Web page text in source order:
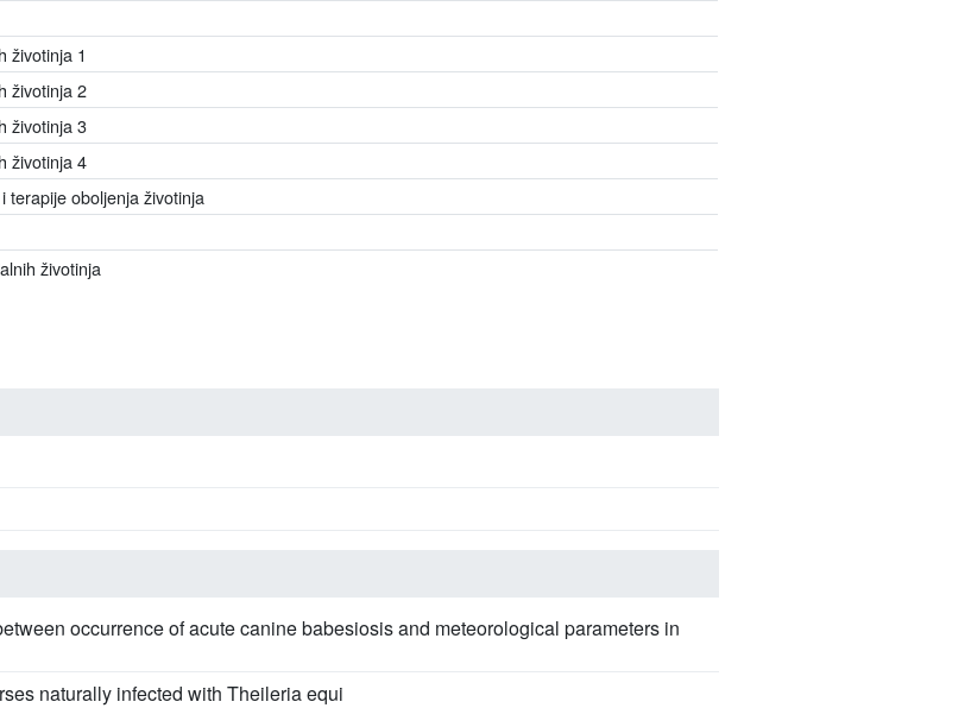
životinja 1
životinja 2
životinja 3
životinja 4
terapije oboljenja životinja
životinja
occurrence of acute canine babesiosis and meteorological parameters in
naturally infected with Theileria equi